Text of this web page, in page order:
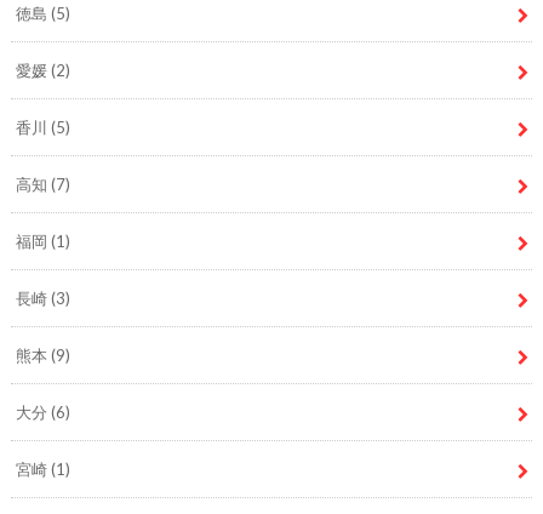
徳島 (5)
愛媛(2)
香川 (5)
高知 (7)
福岡 (1)
長崎(3)
熊本 (9)
大分 (6)
宮崎(1)